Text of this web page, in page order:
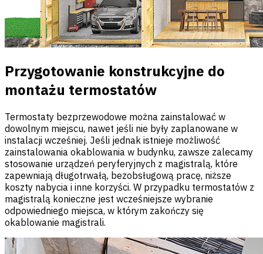
Przygotowanie konstrukcyjne do
montażu termostatów
Termostaty bezprzewodowe można zainstalować w
dowolnym miejscu, nawet jeśli nie były zaplanowane w
instalacji wcześniej. Jeśli jednak istnieje możliwość
zainstalowania okablowania w budynku, zawsze zalecamy
stosowanie urządzeń peryferyjnych z magistralą, które
zapewniają długotrwałą, bezobsługową pracę, niższe
koszty nabycia i inne korzyści. W przypadku termostatów z
magistralą konieczne jest wcześniejsze wybranie
odpowiedniego miejsca, w którym zakończy się
okablowanie magistrali.